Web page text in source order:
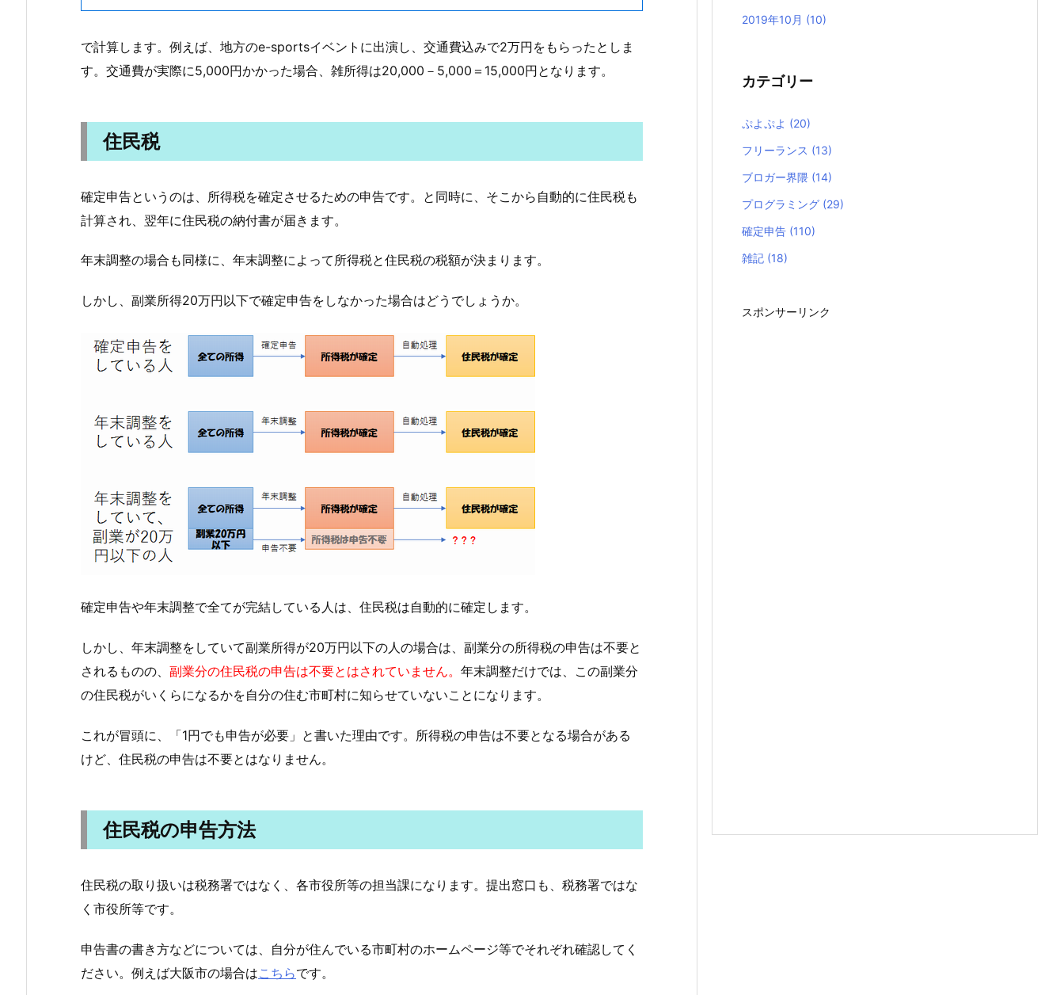
で計算します。例えば、地方のe-sportsイベントに出演し、交通費込みで2万円をもらったとしま
す。交通費が実際に5,000円かかった場合、雑所得は20,000－5,000＝15,000円となります。
住民税
確定申告というのは、所得税を確定させるための申告です。と同時に、そこから自動的に住民税も
計算され、翌年に住民税の納付書が届きます。
年末調整の場合も同様に、年末調整によって所得税と住民税の税額が決まります。
しかし、副業所得20万円以下で確定申告をしなかった場合はどうでしょうか。
確定申告や年末調整で全てが完結している人は、住民税は自動的に確定します。
しかし、年末調整をしていて副業所得が20万円以下の人の場合は、副業分の所得税の申告は不要と
されるものの、 副業分の住民税の申告は不要とはされていません。 年末調整だけでは、この副業分
の住民税がいくらになるかを自分の住む市町村に知らせていないことになります。
これが冒頭に、「1円でも申告が必要」と書いた理由です。所得税の申告は不要となる場合がある
けど、住民税の申告は不要とはなりません。
住民税の申告方法
住民税の取り扱いは税務署ではなく、各市役所等の担当課になります。提出窓口も、税務署ではな
く市役所等です。
申告書の書き方などについては、自分が住んでいる市町村のホームページ等でそれぞれ確認してく
ださい。例えば大阪市の場合はこちらです。
2019年10月 (10)
カテゴリー
ぷよぷよ (20)
フリーランス (13)
ブロガー界隈 (14)
プログラミング (29)
確定申告 (110)
雑記 (18)
スポンサーリンク